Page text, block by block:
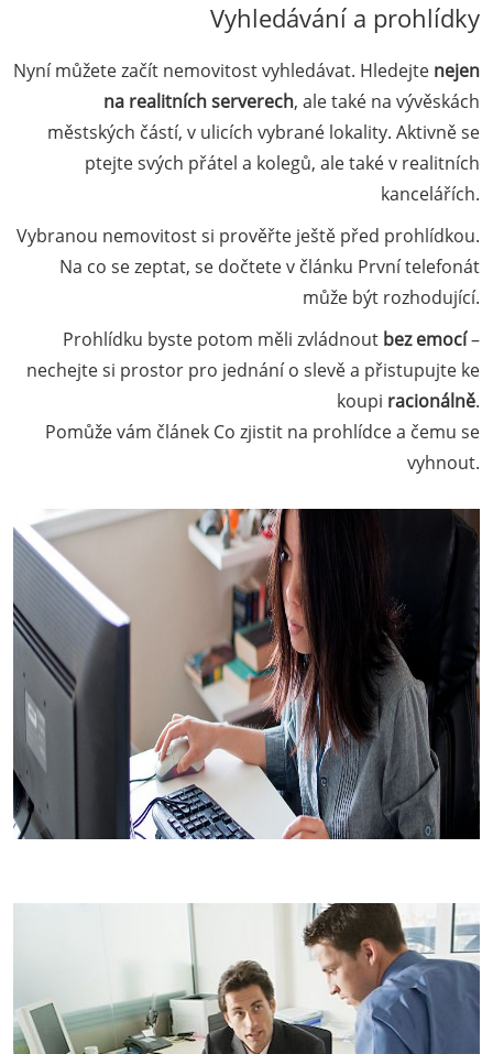
Vyhledávání a prohlídky
Nyní můžete začít nemovitost vyhledávat. Hledejte nejen
na realitních serverech, ale také na vývěskách
městských částí, v ulicích vybrané lokality. Aktivně se
ptejte svých přátel a kolegů, ale také v realitních
kancelářích.
Vybranou nemovitost si prověřte ještě před prohlídkou.
Na co se zeptat, se dočtete v článku První telefonát
může být rozhodující.
Prohlídku byste potom měli zvládnout bez emocí–
nechejte si prostor pro jednání o slevě a přistupujte ke
koupi racionálně.
Pomůže vám článek Co zjistit na prohlídce a čemu se
vyhnout.